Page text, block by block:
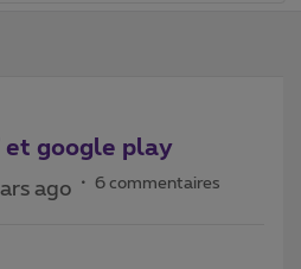
et google play
ago 6 commentaires